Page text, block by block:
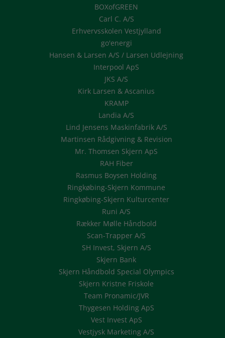
BOXofGREEN
Carl C. A/S
Erhvervsskolen Vestjylland
go'energi
Hansen & Larsen A/S / Larsen Udlejning
Interpool ApS
JKS A/S
Kirk Larsen & Ascanius
KRAMP
Landia A/S
Lind Jensens Maskinfabrik A/S
Martinsen Rådgivning & Revision
Mr. Thomsen Skjern ApS
RAH Fiber
Rasmus Boysen Holding
Ringkøbing-Skjern Kommune
Ringkøbing-Skjern Kulturcenter
Runi A/S
Rækker Mølle Håndbold
Scan-Trapper A/S
SH Invest, Skjern A/S
Skjern Bank
Skjern Håndbold Special Olympics
Skjern Kristne Friskole
Team Pronamic/JVR
Thygesen Holding ApS
Vest Invest ApS
Vestjysk Marketing A/S